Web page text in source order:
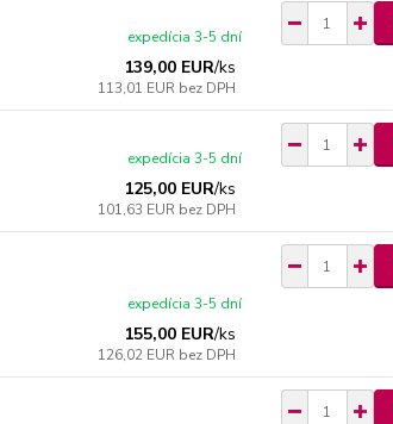
139,00 EUR/ks
113,01 EUR bez DPH
expedícia 3-5 dní
125,00 EUR/ks
101,63 EUR bez DPH
expedícia 3-5 dní
155,00 EUR/ks
126,02 EUR bez DPH
expedícia 3-5 dní